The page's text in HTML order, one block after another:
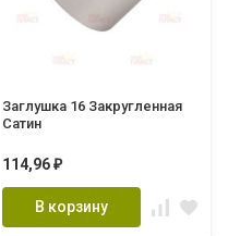
Заглушка 16 Закругленная
Сатин
114,96 ₽
В корзину